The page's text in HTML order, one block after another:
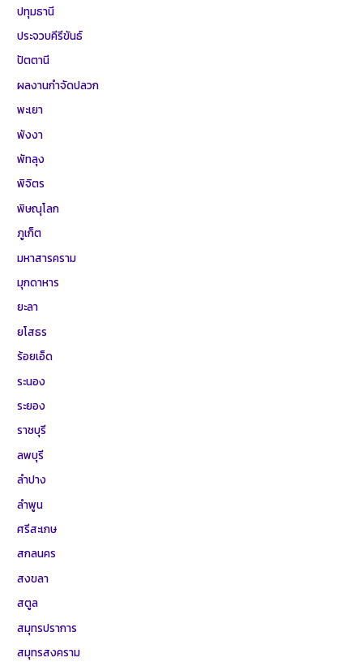
ปทุมธานี
ประจวบคีรีขันธ์
ปัตตานี
ผลงานกำจัดปลวก
พะเยา
พังงา
พัทลุง
พิจิตร
พิษณุโลก
ภูเก็ต
มหาสารคราม
มุกดาหาร
ยะลา
ยโสธร
ร้อยเอ็ด
ระนอง
ระยอง
ราชบุรี
ลพบุรี
ลำปาง
ลำพูน
ศรีสะเกษ
สกลนคร
สงขลา
สตูล
สมุทรปราการ
สมุทรสงคราม